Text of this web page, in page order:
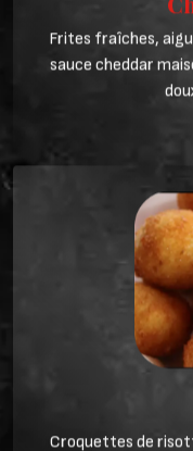
Frites fraîches,
sauce cheddar
Croquettes de